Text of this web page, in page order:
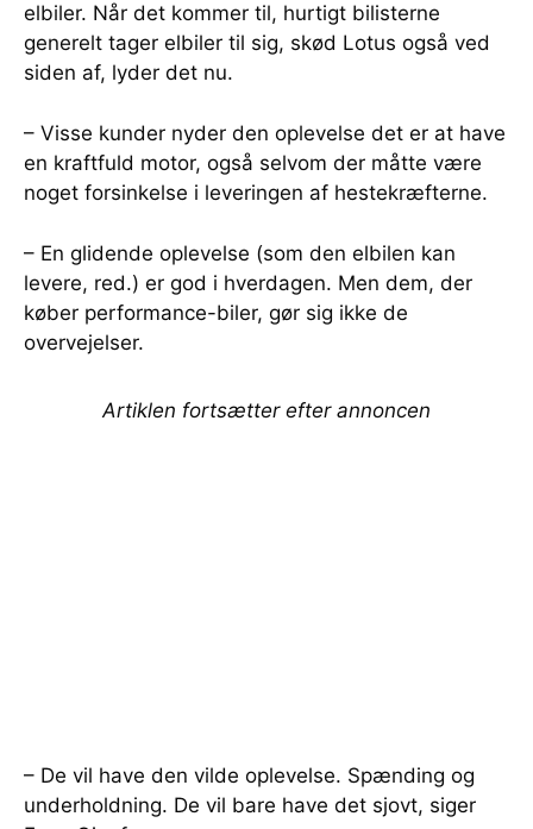
elbiler. Når det kommer til, hurtigt bilisterne
generelt tager elbiler til sig, skød Lotus også ved
siden af, lyder det nu.
– Visse kunder nyder den oplevelse det er at have
en kraftfuld motor, også selvom der måtte være
noget forsinkelse i leveringen af hestekræfterne.
– En glidende oplevelse (som den elbilen kan
levere, red.) er god i hverdagen. Men dem, der
køber performance-biler, gør sig ikke de
overvejelser.
Artiklen fortsætter efter annoncen
– De vil have den vilde oplevelse. Spænding og
underholdning. De vil bare have det sjovt, siger